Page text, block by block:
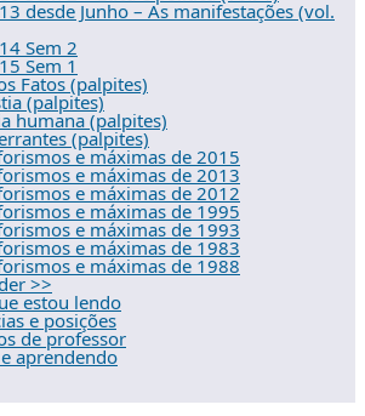
desde Junho – As manifestações (vol.
Sem 2
Sem 1
Fatos (palpites)
(palpites)
humana (palpites)
(palpites)
e máximas de 2015
e máximas de 2013
e máximas de 2012
e máximas de 1995
e máximas de 1993
e máximas de 1983
e máximas de 1988
>>
estou lendo
e posições
de professor
aprendendo